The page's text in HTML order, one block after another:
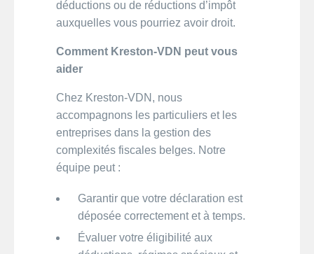
déductions ou de réductions d’impôt
auxquelles vous pourriez avoir droit.
Comment Kreston-VDN peut vous
aider
Chez Kreston-VDN, nous
accompagnons les particuliers et les
entreprises dans la gestion des
complexités fiscales belges. Notre
équipe peut :
Garantir que votre déclaration est
déposée correctement et à temps.
Évaluer votre éligibilité aux